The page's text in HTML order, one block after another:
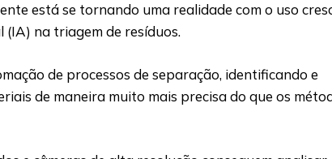
está se tornando uma realidade com o uso
na triagem de resíduos.
de processos de separação, identificando e
de maneira muito mais precisa do que os